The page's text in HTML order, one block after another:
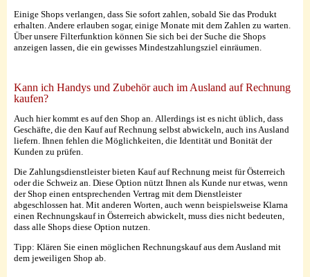
Einige Shops verlangen, dass Sie sofort zahlen, sobald Sie das Produkt
erhalten. Andere erlauben sogar, einige Monate mit dem Zahlen zu warten.
Über unsere Filterfunktion können Sie sich bei der Suche die Shops
anzeigen lassen, die ein gewisses Mindestzahlungsziel einräumen.
Kann ich Handys und Zubehör auch im Ausland auf Rechnung
kaufen?
Auch hier kommt es auf den Shop an. Allerdings ist es nicht üblich, dass
Geschäfte, die den Kauf auf Rechnung selbst abwickeln, auch ins Ausland
liefern. Ihnen fehlen die Möglichkeiten, die Identität und Bonität der
Kunden zu prüfen.
Die Zahlungsdienstleister bieten Kauf auf Rechnung meist für Österreich
oder die Schweiz an. Diese Option nützt Ihnen als Kunde nur etwas, wenn
der Shop einen entsprechenden Vertrag mit dem Dienstleister
abgeschlossen hat. Mit anderen Worten, auch wenn beispielsweise Klarna
einen Rechnungskauf in Österreich abwickelt, muss dies nicht bedeuten,
dass alle Shops diese Option nutzen.
Tipp: Klären Sie einen möglichen Rechnungskauf aus dem Ausland mit
dem jeweiligen Shop ab.